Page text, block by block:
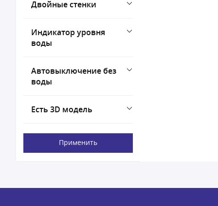
Двойные стенки
Индикатор уровня
воды
Автовыключение без
воды
Есть 3D модель
Применить